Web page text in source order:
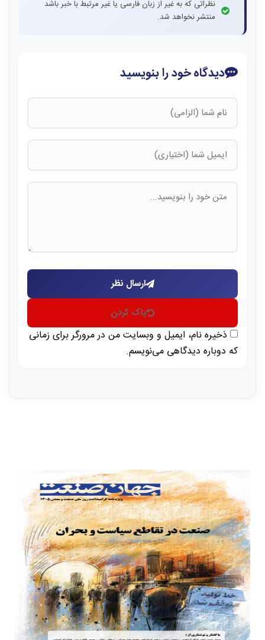
نظراتی که به غیر از زبان فارسی یا غیر مرتبط با خبر باشد
منتشر نخواهد شد.
دیدگاه خود را بنویسید
ارسال نظر
پاک کردن
ذخیره نام، ایمیل و وبسایت من در مرورگر برای زمانی
که دوباره دیدگاهی می‌نویسم.